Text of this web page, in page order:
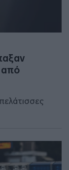
από